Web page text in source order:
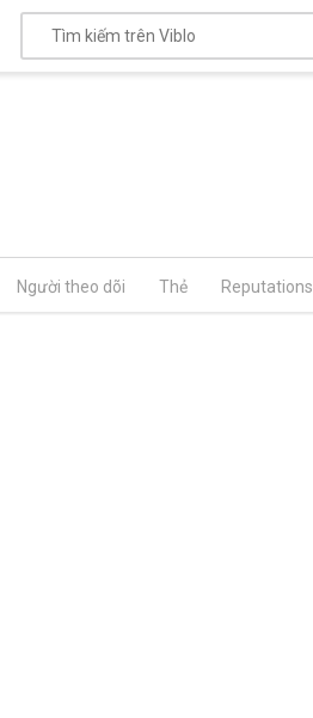
Người theo dõi Thẻ Reputations